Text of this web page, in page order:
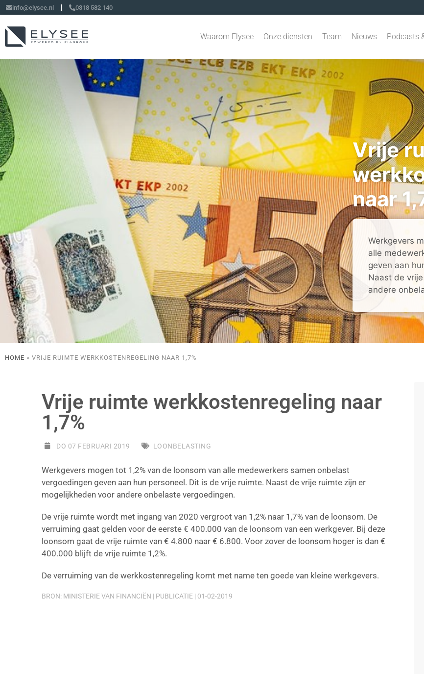
info@elysee.nl 0318 582 140
Waarom Elysee Onze diensten Team Nieuws Podcasts
Vrije
naar
Werkgevers
alle
geven aan
Naast de
andere
HOME » VRIJE RUIMTE WERKKOSTENREGELING NAAR 1,7%
Vrije ruimte werkkostenregeling naar
1,7%
DO 07 FEBRUARI 2019 LOONBELASTING
Werkgevers mogen tot 1,2% van de loonsom van alle medewerkers samen onbelast
vergoedingen geven aan hun personeel. Dit is de vrije ruimte. Naast de vrije ruimte zijn er
mogelijkheden voor andere onbelaste vergoedingen.
De vrije ruimte wordt met ingang van 2020 vergroot van 1,2% naar 1,7% van de loonsom. De
verruiming gaat gelden voor de eerste € 400.000 van de loonsom van een werkgever. Bij deze
loonsom gaat de vrije ruimte van € 4.800 naar € 6.800. Voor zover de loonsom hoger is dan €
400.000 blijft de vrije ruimte 1,2%.
De verruiming van de werkkostenregeling komt met name ten goede van kleine werkgevers.
BRON: MINISTERIE VAN FINANCIËN | PUBLICATIE | 01-02-2019